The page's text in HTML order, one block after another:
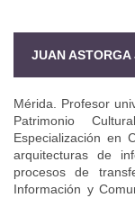
JUAN ASTORGA
Mérida. Profesor
Patrimonio
Especialización en
arquitecturas de
procesos de
Información y